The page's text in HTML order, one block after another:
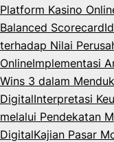
Platform Kasino
Balanced Scorecard
terhadap Nilai
OnlineImplementasi
Wins 3 dalam
DigitalInterpretasi
melalui Pendekatan
DigitalKajian Pasar